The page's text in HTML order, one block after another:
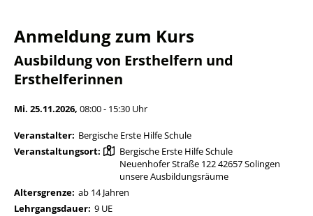
Anmeldung zum Kurs
Ausbildung von Ersthelfern und
Ersthelferinnen
Mi. 25.11.2026, 08:00 - 15:30 Uhr
Veranstalter: Bergische Erste Hilfe Schule
Veranstaltungsort:
Bergische Erste Hilfe Schule
Neuenhofer Straße 122 42657 Solingen
unsere Ausbildungsräume
Altersgrenze: ab 14 Jahren
Lehrgangsdauer: 9 UE